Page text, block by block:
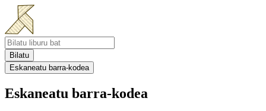
Bilatu
Eskaneatu barra-kodea
Eskaneatu barra-kodea